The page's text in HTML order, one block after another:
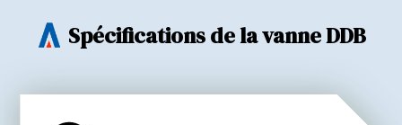
Spécifications de la vanne DDB